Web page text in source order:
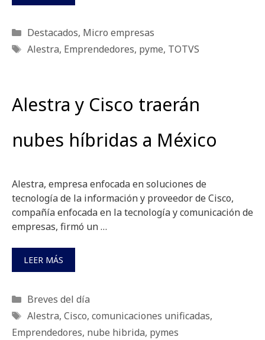
Categorías
Destacados, Micro empresas
Etiquetas
Alestra, Emprendedores, pyme, TOTVS
Alestra y Cisco traerán
nubes híbridas a México
Alestra, empresa enfocada en soluciones de
tecnología de la información y proveedor de Cisco,
compañía enfocada en la tecnología y comunicación de
empresas, firmó un …
LEER MÁS
Categorías
Breves del día
Etiquetas
Alestra, Cisco, comunicaciones unificadas,
Emprendedores, nube hibrida, pymes